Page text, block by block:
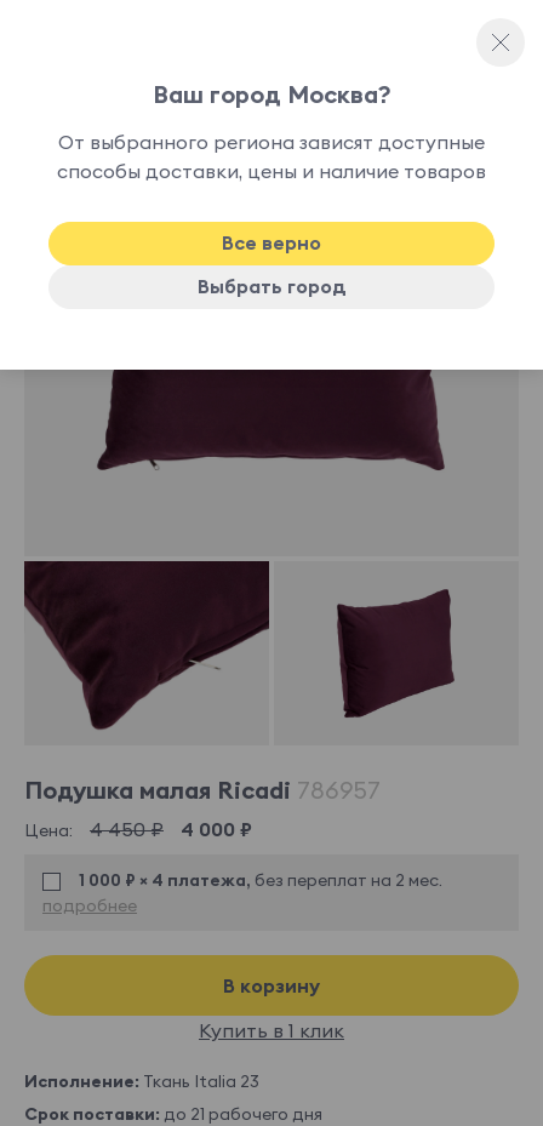
-10%
Подушка малая Ricadi 786957
Цена: 4 450 ₽ 4 000 ₽
1 000 ₽ × 4 платежа, без переплат на 2 мес.
подробнее
В корзину
Купить в 1 клик
Исполнение: Ткань Italia 23
Срок поставки: до 21 рабочего дня
Ваш город Москва?
От выбранного региона зависят доступные
способы доставки, цены и наличие товаров
Все верно
Выбрать город